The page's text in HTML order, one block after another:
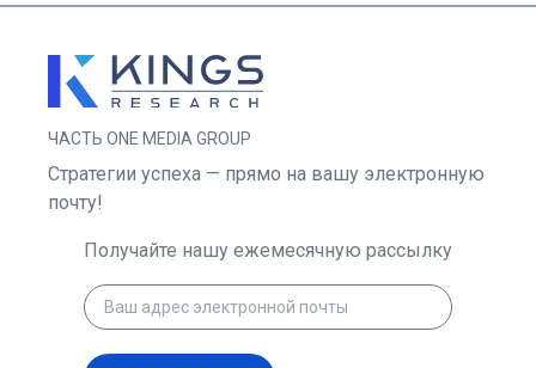
ЧАСТЬ ONE MEDIA GROUP
Стратегии успеха — прямо на вашу электронную
почту!
Получайте нашу ежемесячную рассылку